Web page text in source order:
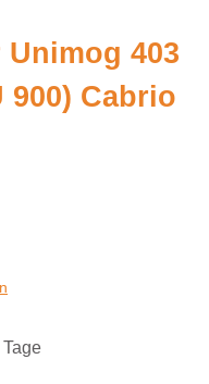
403
900) Cabrio